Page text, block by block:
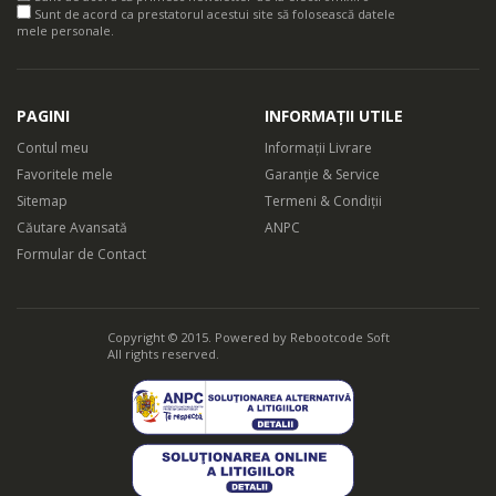
Sunt de acord ca prestatorul acestui site să folosească datele
mele personale.
PAGINI
Contul meu
Favoritele mele
Sitemap
Căutare Avansată
Formular de Contact
INFORMAȚII UTILE
Informații Livrare
Garanție & Service
Termeni & Condiții
ANPC
Copyright © 2015. Powered by Rebootcode Soft
All rights reserved.